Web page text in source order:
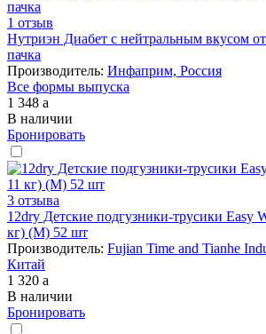
1 отзыв
Нутриэн Диабет с нейтральным вкусом
пачка
Производитель: Инфаприм, Россия
Все формы выпуска
1 348 a
В наличии
Бронировать
3 отзыва
12dry Детские подгузники-трусики Easy
кг) (M) 52 шт
Производитель: Fujian Time and Tianhe
Китай
1 320 a
В наличии
Бронировать